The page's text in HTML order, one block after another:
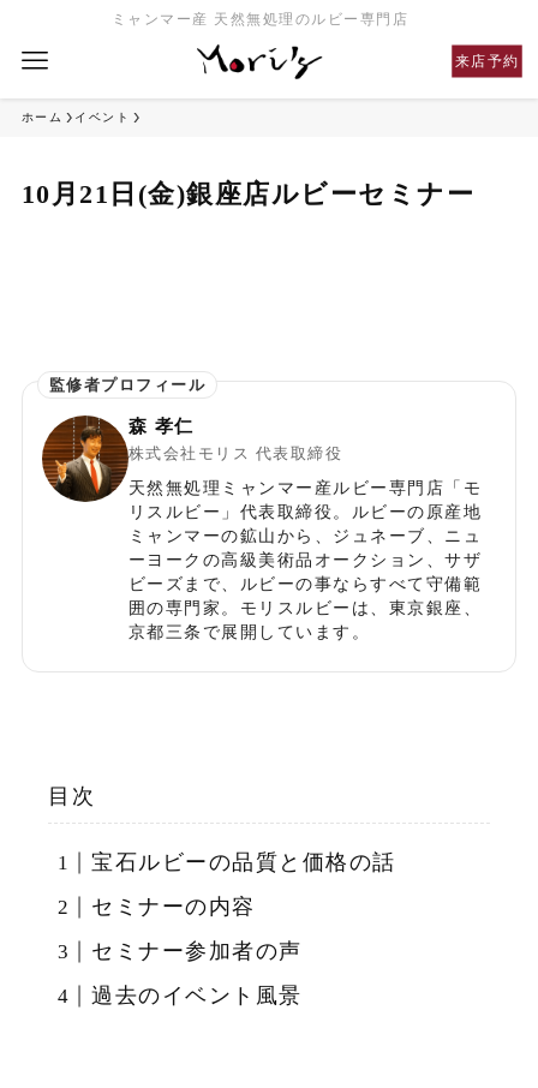
ミャンマー産 天然無処理のルビー専門店
来店予約
ホーム イベント
10月21日(金)銀座店ルビーセミナー
森 孝仁
株式会社モリス 代表取締役
天然無処理ミャンマー産ルビー専門店「モ
リスルビー」代表取締役。ルビーの原産地
ミャンマーの鉱山から、ジュネーブ、ニュ
ーヨークの高級美術品オークション、サザ
ビーズまで、ルビーの事ならすべて守備範
囲の専門家。モリスルビーは、東京銀座、
京都三条で展開しています。
目次
宝石ルビーの品質と価格の話
セミナーの内容
セミナー参加者の声
過去のイベント風景